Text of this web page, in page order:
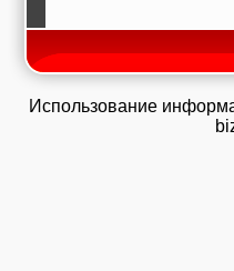
Использование